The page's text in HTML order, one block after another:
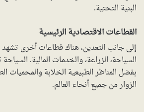
البنية التحتية.
القطاعات الاقتصادية الرئيسية
إلى جانب التعدين، هناك قطاعات أخرى تشهد
السياحة، الزراعة، والخدمات المالية.
بفضل المناظر الطبيعية الخلابة والمحميات
الزوار من جميع أنحاء العالم.